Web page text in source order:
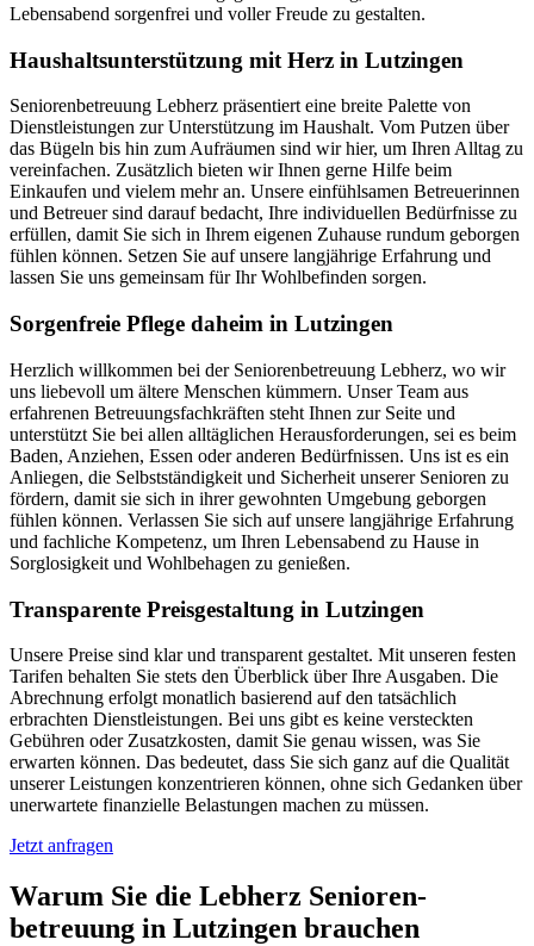
Lebensabend sorgenfrei und voller Freude zu gestalten.
Haushalts­unterstützung mit Herz in Lutzingen
Seniorenbetreuung Lebherz präsentiert eine breite Palette von
Dienstleistungen zur Unterstützung im Haushalt. Vom Putzen über
das Bügeln bis hin zum Aufräumen sind wir hier, um Ihren Alltag zu
vereinfachen. Zusätzlich bieten wir Ihnen gerne Hilfe beim
Einkaufen und vielem mehr an. Unsere einfühlsamen Betreuerinnen
und Betreuer sind darauf bedacht, Ihre individuellen Bedürfnisse zu
erfüllen, damit Sie sich in Ihrem eigenen Zuhause rundum geborgen
fühlen können. Setzen Sie auf unsere langjährige Erfahrung und
lassen Sie uns gemeinsam für Ihr Wohlbefinden sorgen.
Sorgenfreie Pflege daheim in Lutzingen
Herzlich willkommen bei der Seniorenbetreuung Lebherz, wo wir
uns liebevoll um ältere Menschen kümmern. Unser Team aus
erfahrenen Betreuungsfachkräften steht Ihnen zur Seite und
unterstützt Sie bei allen alltäglichen Herausforderungen, sei es beim
Baden, Anziehen, Essen oder anderen Bedürfnissen. Uns ist es ein
Anliegen, die Selbstständigkeit und Sicherheit unserer Senioren zu
fördern, damit sie sich in ihrer gewohnten Umgebung geborgen
fühlen können. Verlassen Sie sich auf unsere langjährige Erfahrung
und fachliche Kompetenz, um Ihren Lebensabend zu Hause in
Sorglosigkeit und Wohlbehagen zu genießen.
Transparente Preisgestaltung in Lutzingen
Unsere Preise sind klar und transparent gestaltet. Mit unseren festen
Tarifen behalten Sie stets den Überblick über Ihre Ausgaben. Die
Abrechnung erfolgt monatlich basierend auf den tatsächlich
erbrachten Dienstleistungen. Bei uns gibt es keine versteckten
Gebühren oder Zusatzkosten, damit Sie genau wissen, was Sie
erwarten können. Das bedeutet, dass Sie sich ganz auf die Qualität
unserer Leistungen konzentrieren können, ohne sich Gedanken über
unerwartete finanzielle Belastungen machen zu müssen.
Jetzt anfragen
Warum Sie die Lebherz Senioren­
betreuung in Lutzingen brauchen